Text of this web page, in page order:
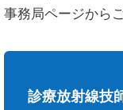
事務局ページから
診療放射線技